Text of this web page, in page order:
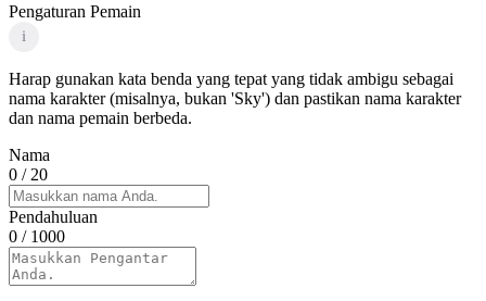
Pengaturan Pemain
i
Harap gunakan kata benda yang tepat yang tidak ambigu sebagai
nama karakter (misalnya, bukan 'Sky') dan pastikan nama karakter
dan nama pemain berbeda.
Nama
0 / 20
Pendahuluan
0 / 1000